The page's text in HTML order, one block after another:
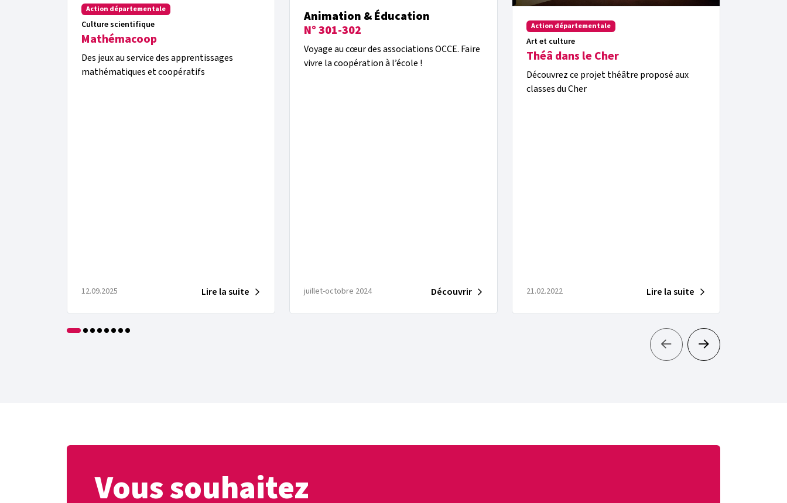
Action départementale
Culture scientifique
Mathémacoop
Des jeux au service des apprentissages
mathématiques et coopératifs
12.09.2025 Lire la suite
Animation & Éducation
N° 301-302
Voyage au cœur des associations OCCE. Faire
vivre la coopération à l’école !
juillet-octobre 2024 Découvrir
Action départementale
Art et culture
Théâ dans le Cher
Découvrez ce projet théâtre proposé aux
classes du Cher
21.02.2022 Lire la suite
Vous souhaitez